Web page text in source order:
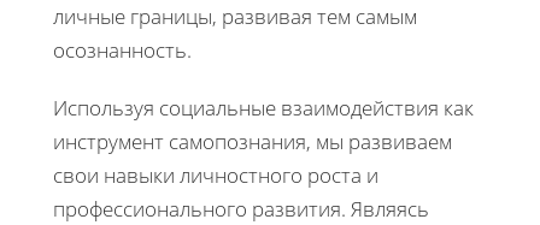
личные границы, развивая тем самым
осознанность.
Используя социальные взаимодействия как
инструмент самопознания, мы развиваем
свои навыки личностного роста и
профессионального развития. Являясь